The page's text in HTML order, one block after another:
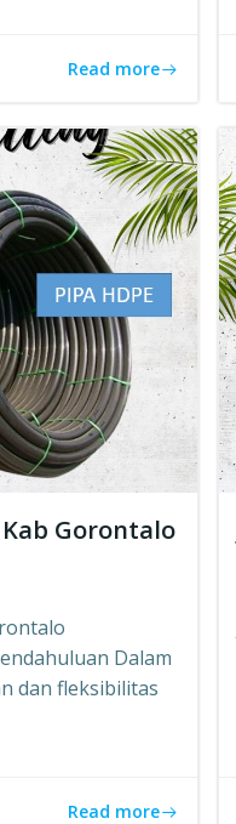
Read more
Gorontalo
Dalam
dan fleksibilitas
Read more